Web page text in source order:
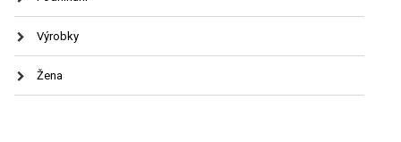
Výrobky
Žena